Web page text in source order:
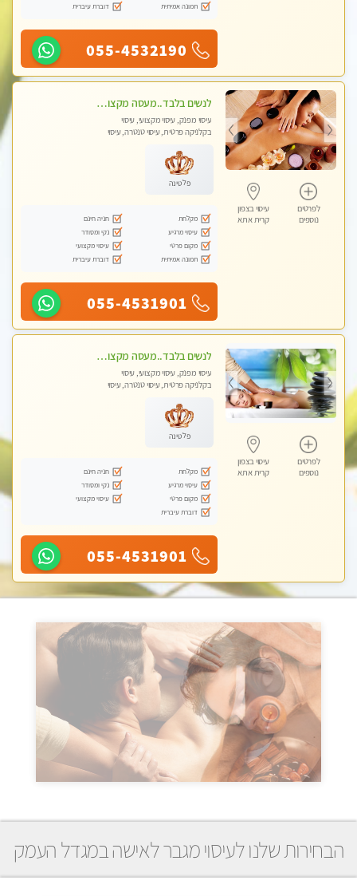
תמונה אמיתית
דוברת עיברית
055-4532190
לפרטים
נוספים
עיסוי בצפון
קרית אתא
לנשים בלבד..מעסה מקצועי לנשים בלבד לעיסוי מרגיע ומפנק VIP-מומלץ לחלוטין! פרטי! ​​​​​​
עיסוי מפנק, עיסוי מקצועי, עיסוי
בקלניקה פרטית, עיסוי טנטרה, עיסוי
פלטינה
מקלחת
חניה חינם
עיסוי מרגיע
נקי ומסודר
מקום פרטי
עיסוי מקצועי
תמונה אמיתית
דוברת עיברית
055-4531901
לפרטים
נוספים
עיסוי בצפון
קרית אתא
לנשים בלבד..מעסה מקצועי לנשים בלבד
עיסוי מפנק, עיסוי מקצועי, עיסוי
בקלניקה פרטית, עיסוי טנטרה, עיסוי
פלטינה
מקלחת
חניה חינם
עיסוי מרגיע
נקי ומסודר
מקום פרטי
עיסוי מקצועי
דוברת עיברית
055-4531901
הבחירות שלנו לעיסוי מגבר לאישה במגדל העמק